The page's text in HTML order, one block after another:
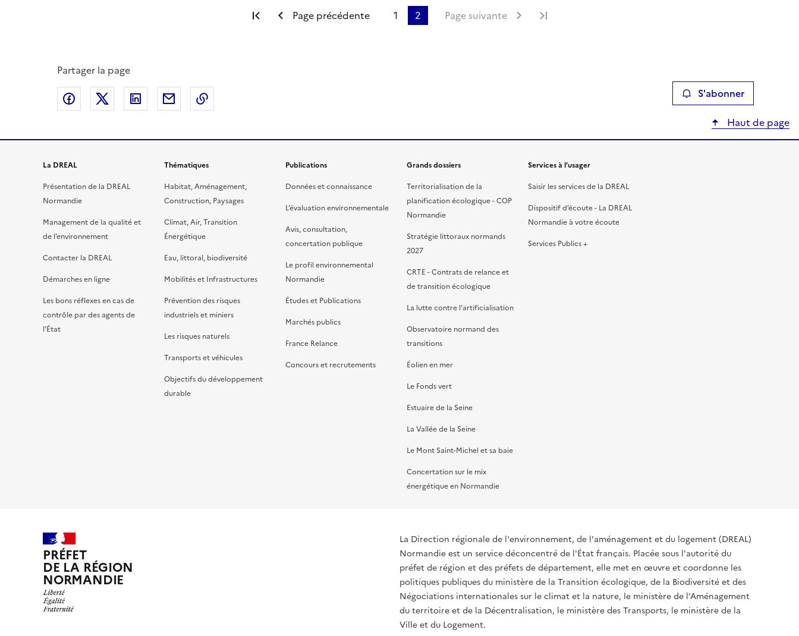
Première page
Page précédente 1 2 Page suivante
Partager la page
Partager sur Facebook
Partager sur XPartager sur LinkedIn
Partager par email S'abonner
Haut de page
La DREAL
Présentation de la DREAL
Normandie
Management de la qualité et
de l’environnement
Contacter la DREAL
Démarches en ligne
Les bons réflexes en cas de
contrôle par des agents de
l’État
Thématiques
Habitat, Aménagement,
Construction, Paysages
Climat, Air, Transition
Énergétique
Eau, littoral, biodiversité
Mobilités et Infrastructures
Prévention des risques
industriels et miniers
Les risques naturels
Transports et véhicules
Objectifs du développement
durable
Publications
Données et connaissance
L’évaluation environnementale
Avis, consultation,
concertation publique
Le profil environnemental
Normandie
Études et Publications
Marchés publics
France Relance
Concours et recrutements
Grands dossiers
Territorialisation de la
planification écologique - COP
Normandie
Stratégie littoraux normands
2027
CRTE - Contrats de relance et
de transition écologique
La lutte contre l’artificialisation
Observatoire normand des
transitions
Éolien en mer
Le Fonds vert
Estuaire de la Seine
La Vallée de la Seine
Le Mont Saint-Michel et sa baie
Concertation sur le mix
énergétique en Normandie
Services à l’usager
Saisir les services de la DREAL
Dispositif d’écoute - La DREAL
Normandie à votre écoute
Services Publics +
PRÉFET
DE LA RÉGION
NORMANDIE
La Direction régionale de l'environnement, de l'aménagement et du logement (DREAL)
Normandie est un service déconcentré de l'État français. Placée sous l'autorité du
préfet de région et des préfets de département, elle met en œuvre et coordonne les
politiques publiques du ministère de la Transition écologique, de la Biodiversité et des
Négociations internationales sur le climat et la nature, le ministère de l’Aménagement
du territoire et de la Décentralisation, le ministère des Transports, le ministère de la
Ville et du Logement.